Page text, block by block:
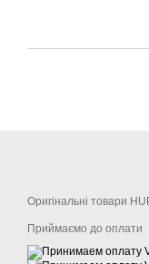
Оригінальні товари
Приймаємо до оплати